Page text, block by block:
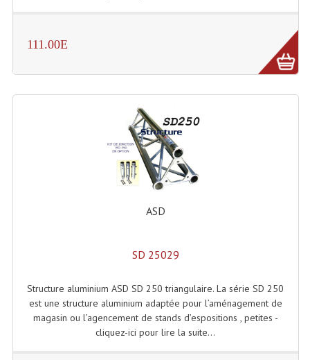
Flight Case Plasma Et Écran LCD
Flight Case Régie
Flight Cases Platine Disque. Lecteurs CD
Flight Malettes Consoles T. Mixages
Flight-Case CDs Et Disques Vinyls
Malle Flight Multi-Usage
Meubles DJ
111.00E
ASD
SD 25029
Structure aluminium ASD SD 250 triangulaire. La série SD 250
est une structure aluminium adaptée pour l’aménagement de
magasin ou l’agencement de stands d’espositions , petites -
cliquez-ici pour lire la suite...